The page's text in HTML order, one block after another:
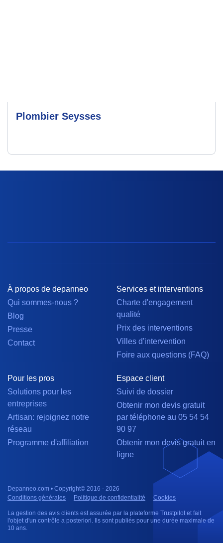
Plombier Seysses
À propos de depanneo
Qui sommes-nous ?
Blog
Presse
Contact
Services et interventions
Charte d'engagement
qualité
Prix des interventions
Villes d'intervention
Foire aux questions (FAQ)
Pour les pros
Solutions pour les
entreprises
Artisan: rejoignez notre
réseau
Programme d'affiliation
Espace client
Suivi de dossier
Obtenir mon devis gratuit
par téléphone au 05 54 54
90 97
Obtenir mon devis gratuit en
ligne
Depanneo.com • Copyright© 2016 - 2026
Conditions générales
Politique de confidentialité Cookies
La gestion des avis clients est assurée par la plateforme Trustpilot et fait
l'objet d'un contrôle a posteriori. Ils sont publiés pour une durée maximale de
10 ans.